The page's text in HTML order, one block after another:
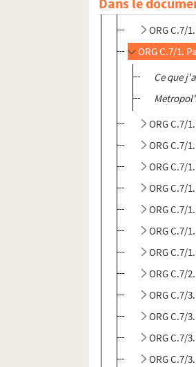
ORG C.7/
ORG C.7/
ORG C.7/1.
Ce que
ORG C.7/
ORG C.7/
ORG C.7/
ORG C.7/
ORG C.7/
ORG C.7/
ORG C.7/
ORG C.7/
ORG C.7/
ORG C.7/
ORG C.7/
ORG C.7/